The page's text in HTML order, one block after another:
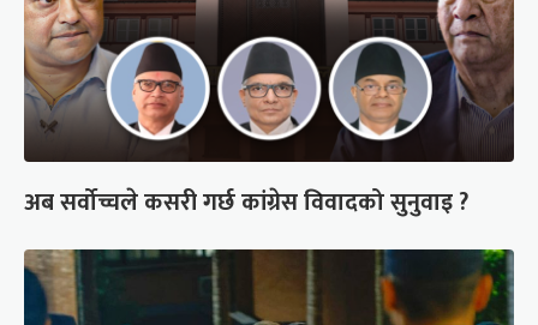
अब सर्वोच्चले कसरी गर्छ कांग्रेस विवादको सुनुवाइ ?